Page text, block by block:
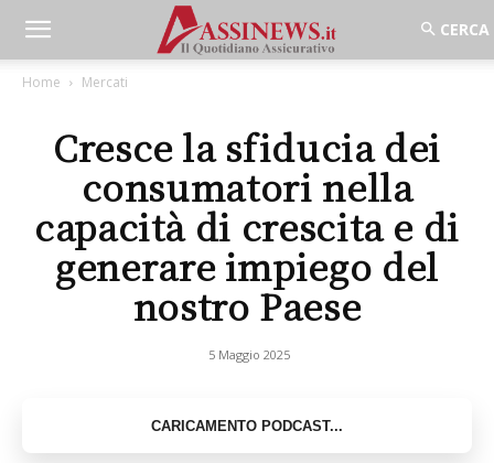
Home Mercati
Cresce la sfiducia dei
consumatori nella
capacità di crescita e di
generare impiego del
nostro Paese
5 Maggio 2025